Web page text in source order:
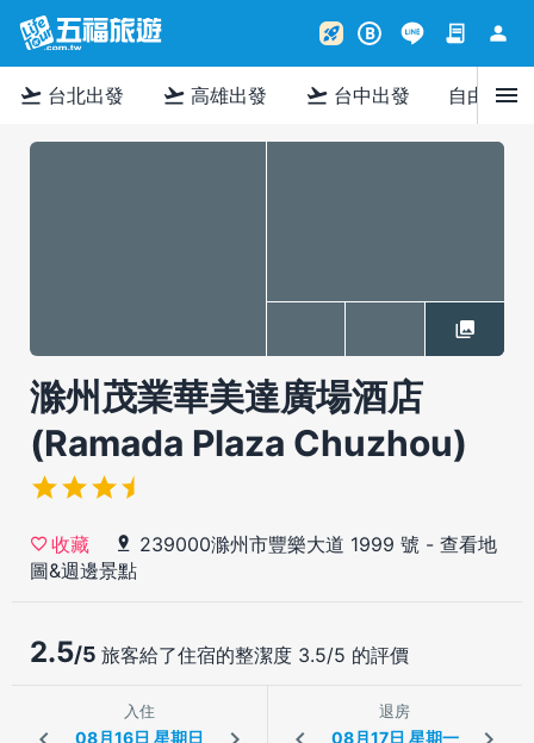
rocket_launch B contract person
flight_takeoff 台北出發 flight_takeoff 高雄出發 flight_takeoff 台中出發 自由行menu
滁州茂業華美達廣場酒店
(Ramada Plaza Chuzhou)
收藏 239000滁州市豐樂大道 1999 號 - 查看地
圖&週邊景點
2.5/5 旅客給了住宿的整潔度 3.5/5 的評價
入住 退房